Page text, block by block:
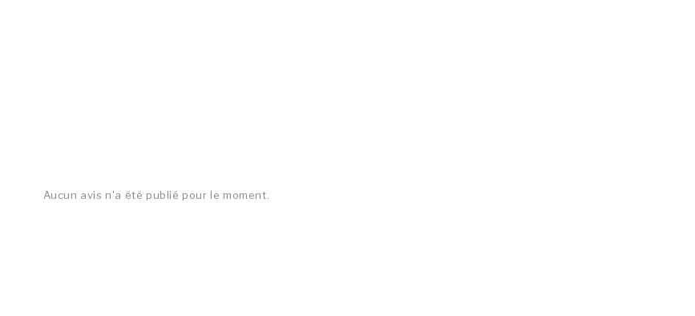
Aucun avis n'a été publié pour le moment.